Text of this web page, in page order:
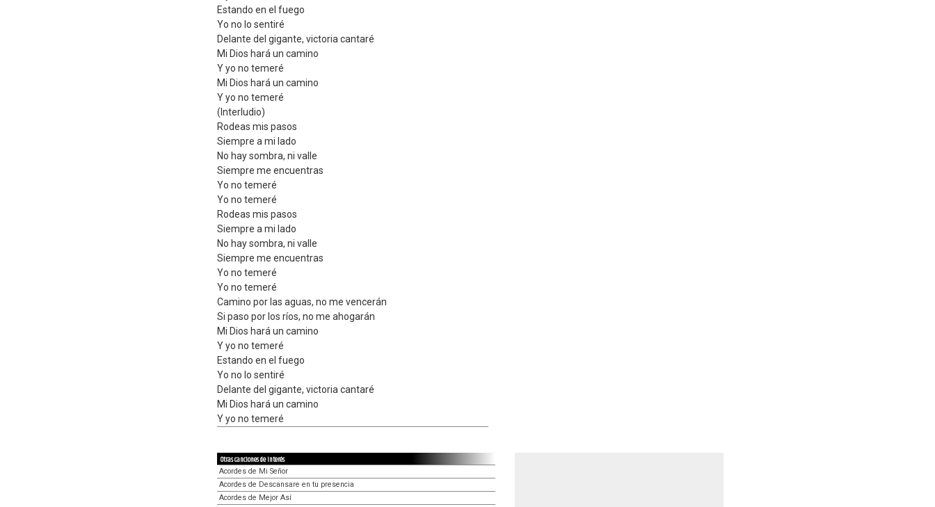
Estando en el fuego
Yo no lo sentiré
Delante del gigante, victoria cantaré
Mi Dios hará un camino
Y yo no temeré
Mi Dios hará un camino
Y yo no temeré
(Interludio)
Rodeas mis pasos
Siempre a mi lado
No hay sombra, ni valle
Siempre me encuentras
Yo no temeré
Yo no temeré
Rodeas mis pasos
Siempre a mi lado
No hay sombra, ni valle
Siempre me encuentras
Yo no temeré
Yo no temeré
Camino por las aguas, no me vencerán
Si paso por los ríos, no me ahogarán
Mi Dios hará un camino
Y yo no temeré
Estando en el fuego
Yo no lo sentiré
Delante del gigante, victoria cantaré
Mi Dios hará un camino
Y yo no temeré
Otras canciones de interés
Acordes de Mi Señor
Acordes de Descansare en tu presencia
Acordes de Mejor Así